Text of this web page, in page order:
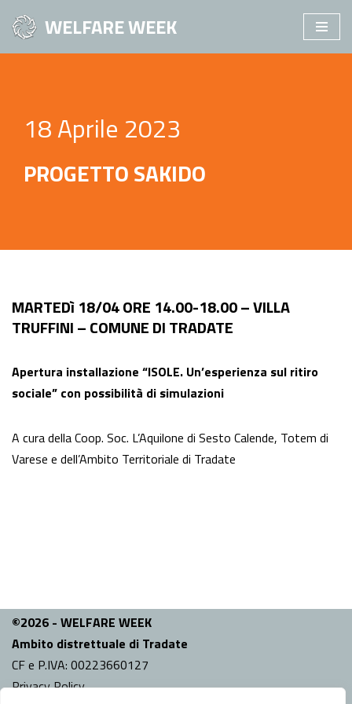
Vai
WELFARE WEEK
18 Aprile 2023
PROGETTO SAKIDO
MARTEDì 18/04 ORE 14.00-18.00 – VILLA
TRUFFINI – COMUNE DI TRADATE
Apertura installazione “ISOLE. Un’esperienza sul ritiro
sociale” con possibilità di simulazioni
A cura della Coop. Soc. L’Aquilone di Sesto Calende, Totem di
Varese e dell’Ambito Territoriale di Tradate
©2026 - WELFARE WEEK
Ambito distrettuale di Tradate
CF e P.IVA: 00223660127
Privacy Policy